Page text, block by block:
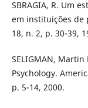
SBRAGIA, R. Um
em instituições de
18, n. 2, p. 30-39,
SELIGMAN, Martin
Psychology.
p. 5-14, 2000.